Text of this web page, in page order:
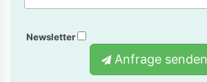
Newsletter
Anfrage senden